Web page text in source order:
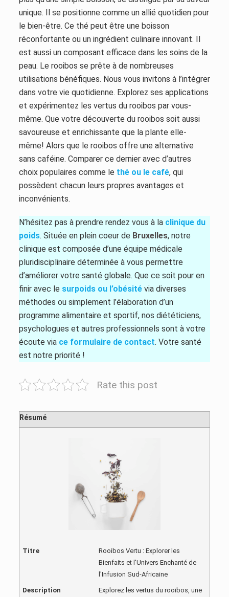
unique. Il se positionne comme un allié quotidien pour
le bien-être. Ce thé peut être une boisson
réconfortante ou un ingrédient culinaire innovant. Il
est aussi un composant efficace dans les soins de la
peau. Le rooibos se prête à de nombreuses
utilisations bénéfiques. Nous vous invitons à l’intégrer
dans votre vie quotidienne. Explorez ses applications
et expérimentez les vertus du rooibos par vous-
même. Que votre découverte du rooibos soit aussi
savoureuse et enrichissante que la plante elle-
même! Alors que le rooibos offre une alternative
sans caféine. Comparer ce dernier avec d’autres
choix populaires comme le thé ou le café, qui
possèdent chacun leurs propres avantages et
inconvénients.
N’hésitez pas à prendre rendez vous à la clinique du
poids. Située en plein coeur de Bruxelles, notre
clinique est composée d’une équipe médicale
pluridisciplinaire déterminée à vous permettre
d’améliorer votre santé globale. Que ce soit pour en
finir avec le surpoids ou l’obésitévia diverses
méthodes ou simplement l’élaboration d’un
programme alimentaire et sportif, nos diététiciens,
psychologues et autres professionnels sont à votre
écoute via ce formulaire de contact. Votre santé
est notre priorité !
Rate this post
Résumé
Titre
Rooibos Vertu : Explorer les
Bienfaits et l'Univers Enchanté de
l'Infusion Sud-Africaine
Description
Explorez les vertus du rooibos, une